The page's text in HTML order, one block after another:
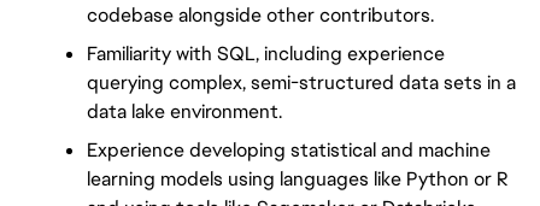
codebase alongside other contributors.
Familiarity with SQL, including experience
querying complex, semi-structured data sets in a
data lake environment.
Experience developing statistical and machine
learning models using languages like Python or R